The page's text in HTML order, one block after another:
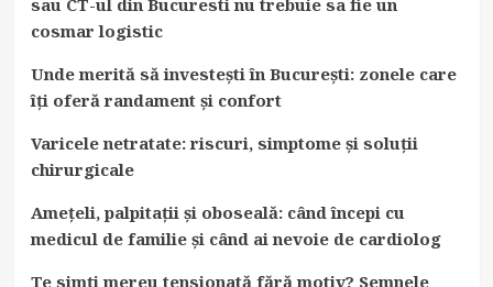
cosmar logistic
Unde merită să investești în București: zonele care
îți oferă randament și confort
Varicele netratate: riscuri, simptome și soluții
chirurgicale
Amețeli, palpitații și oboseală: când începi cu
medicul de familie și când ai nevoie de cardiolog
Te simți mereu tensionată fără motiv? Semnele